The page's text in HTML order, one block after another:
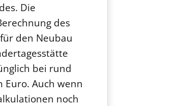
Die
des
den Neubau
bei rund
Euro. Auch wenn
noch